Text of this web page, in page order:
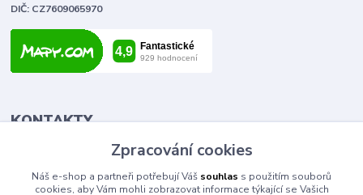
DIČ: CZ7609065970
KONTAKTY
Tomáš Vlček
+420 702 090 443
Zpracování cookies
Náš e-shop a partneři potřebují Váš souhlas s použitím souborů
cookies, aby Vám mohli zobrazovat informace týkající se Vašich